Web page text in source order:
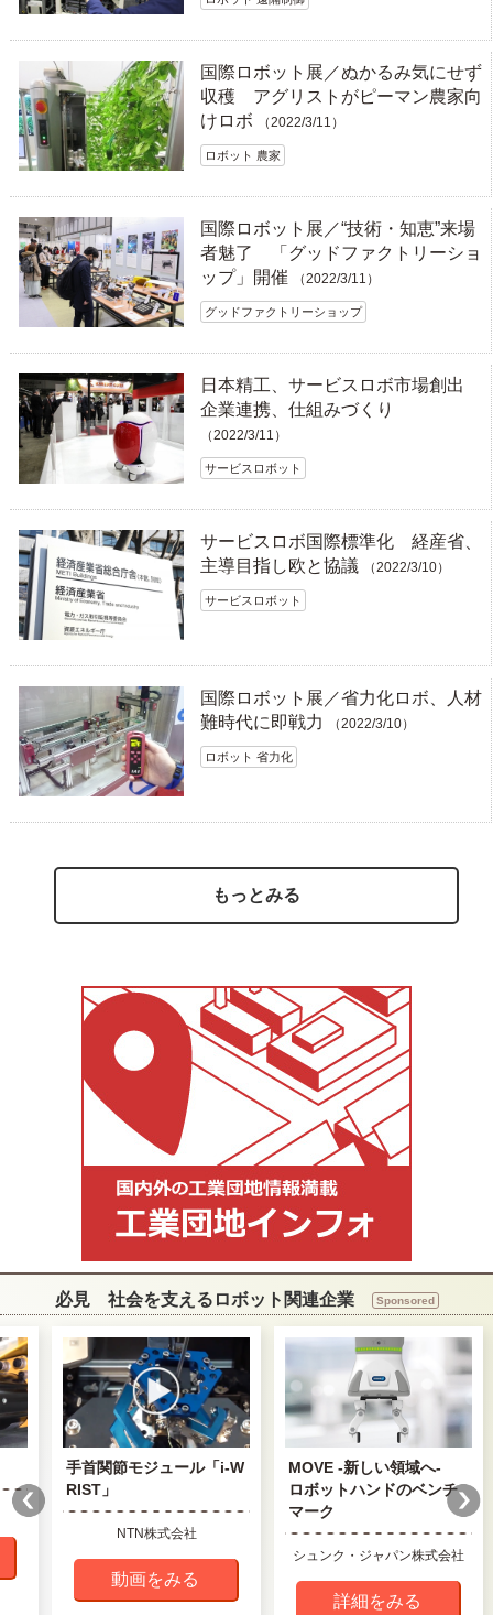
国際ロボット展／ぬかるみ気にせず
収穫 アグリストがピーマン農家向
けロボ
（2022/3/11）
ロボット 農家
国際ロボット展／“技術・知恵”来場
者魅了 「グッドファクトリーショ
ップ」開催
（2022/3/11）
グッドファクトリーショップ
日本精工、サービスロボ市場創出
企業連携、仕組みづくり
（2022/3/11）
サービスロボット
サービスロボ国際標準化 経産省、
主導目指し欧と協議
（2022/3/10）
サービスロボット
国際ロボット展／省力化ロボ、人材
難時代に即戦力
（2022/3/10）
ロボット 省力化
もっとみる
必見 社会を支えるロボット関連企業 Sponsored
手首関節モジュール「i-W
RIST」
NTN株式会社
動画をみる
MOVE -新しい領域へ-
ロボットハンドのベンチ
マーク
シュンク・ジャパン株式会社
詳細をみる